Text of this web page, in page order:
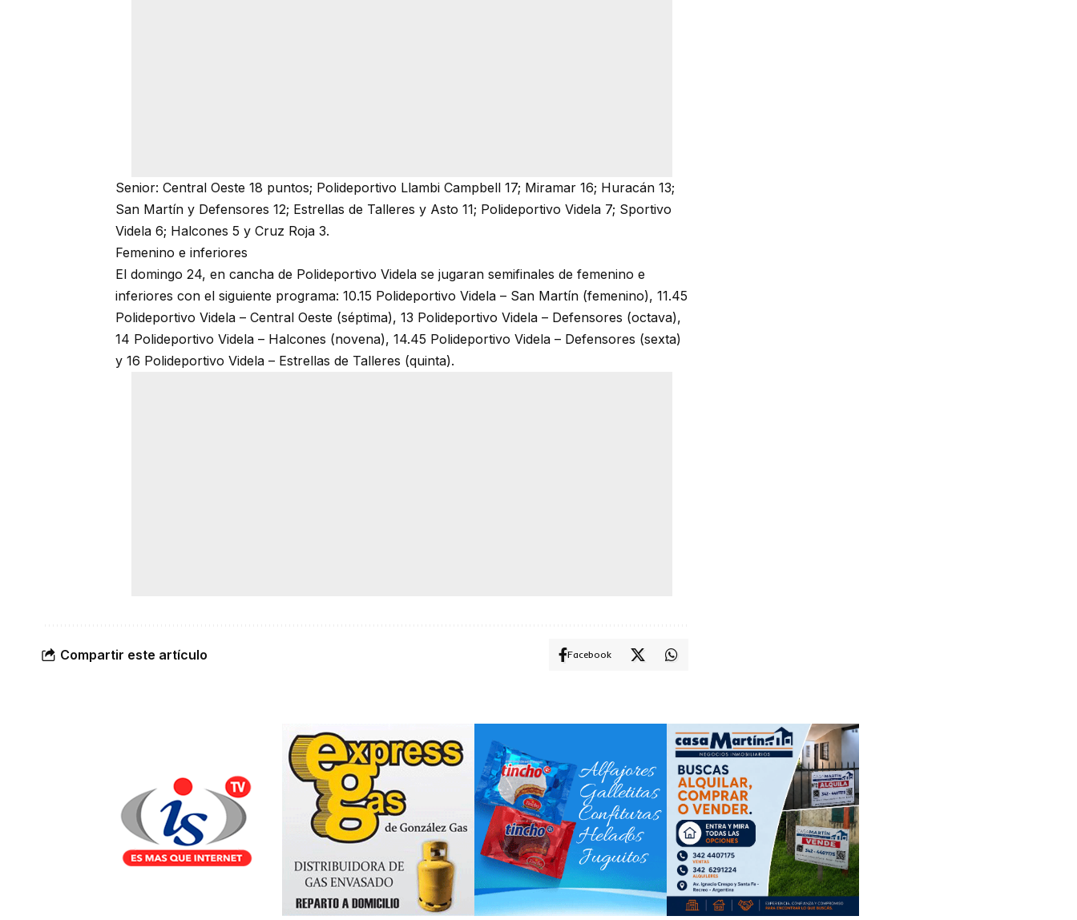
Senior: Central Oeste 18 puntos; Polideportivo Llambi Campbell 17; Miramar 16; Huracán 13;
San Martín y Defensores 12; Estrellas de Talleres y Asto 11; Polideportivo Videla 7; Sportivo
Videla 6; Halcones 5 y Cruz Roja 3.
Femenino e inferiores
El domingo 24, en cancha de Polideportivo Videla se jugaran semifinales de femenino e
inferiores con el siguiente programa: 10.15 Polideportivo Videla – San Martín (femenino), 11.45
Polideportivo Videla – Central Oeste (séptima), 13 Polideportivo Videla – Defensores (octava),
14 Polideportivo Videla – Halcones (novena), 14.45 Polideportivo Videla – Defensores (sexta)
y 16 Polideportivo Videla – Estrellas de Talleres (quinta).
Compartir este artículo Facebook